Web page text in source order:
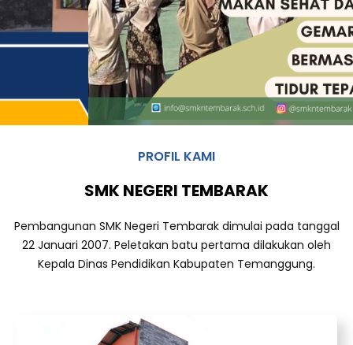
PROFIL KAMI
SMK NEGERI TEMBARAK
Pembangunan SMK Negeri Tembarak dimulai pada tanggal
22 Januari 2007. Peletakan batu pertama dilakukan oleh
Kepala Dinas Pendidikan Kabupaten Temanggung.